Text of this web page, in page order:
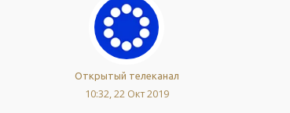
Открытый телеканал
10:32, 22 Окт 2019